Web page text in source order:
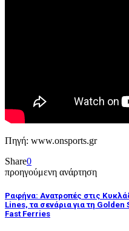
Πηγή: www.onsports.gr
Share0
προηγούμενη ανάρτηση
Ραφήνα: Ανατροπές στις
Lines, τα σενάρια για τη
Fast Ferries